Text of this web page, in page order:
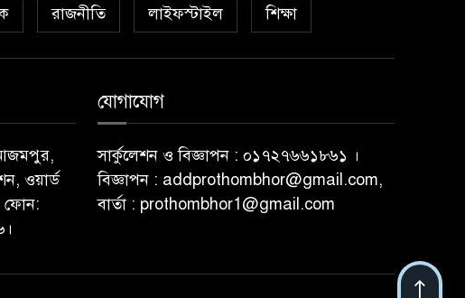
রাজনীতি লাইফস্টাইল শিক্ষা
ওয়ার্ড
ফোন:
যোগাযোগ
সার্কুলেশন ও বিজ্ঞাপন : ০১৭২৭৬৬১৮৬১ ।
বিজ্ঞাপন : addprothombhor@gmail.com,
বার্তা : prothombhor1@gmail.com